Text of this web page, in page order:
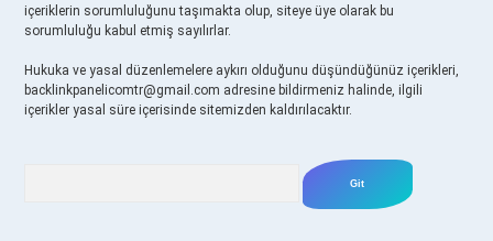
içeriklerin sorumluluğunu taşımakta olup, siteye üye olarak bu
sorumluluğu kabul etmiş sayılırlar.
Hukuka ve yasal düzenlemelere aykırı olduğunu düşündüğünüz içerikleri,
backlinkpanelicomtr@gmail.com adresine bildirmeniz halinde, ilgili
içerikler yasal süre içerisinde sitemizden kaldırılacaktır.